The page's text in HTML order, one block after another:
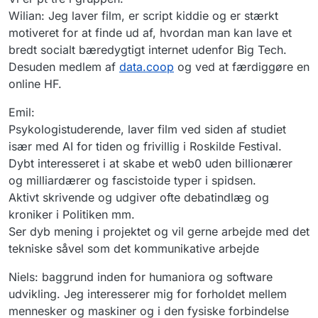
Wilian: Jeg laver film, er script kiddie og er stærkt
motiveret for at finde ud af, hvordan man kan lave et
bredt socialt bæredygtigt internet udenfor Big Tech.
Desuden medlem af data.coop og ved at færdiggøre en
online HF.
Emil:
Psykologistuderende, laver film ved siden af studiet
især med AI for tiden og frivillig i Roskilde Festival.
Dybt interesseret i at skabe et web0 uden billionærer
og milliardærer og fascistoide typer i spidsen.
Aktivt skrivende og udgiver ofte debatindlæg og
kroniker i Politiken mm.
Ser dyb mening i projektet og vil gerne arbejde med det
tekniske såvel som det kommunikative arbejde
Niels: baggrund inden for humaniora og software
udvikling. Jeg interesserer mig for forholdet mellem
mennesker og maskiner og i den fysiske forbindelse